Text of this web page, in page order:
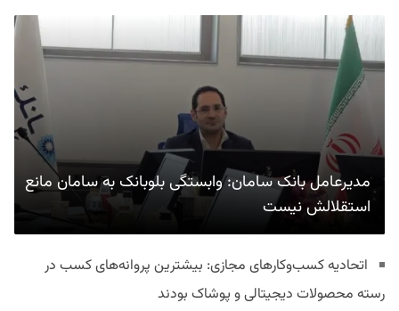
مدیرعامل بانک سامان: وابستگی بلوبانک به سامان مانع
استقلالش نیست
اتحادیه کسب‌وکارهای مجازی: بیشترین پروانه‌های کسب در
رسته محصولات دیجیتالی و پوشاک بودند